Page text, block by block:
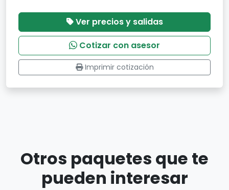
Ver precios y salidas
Cotizar con asesor
Imprimir cotización
Otros paquetes que te
pueden interesar